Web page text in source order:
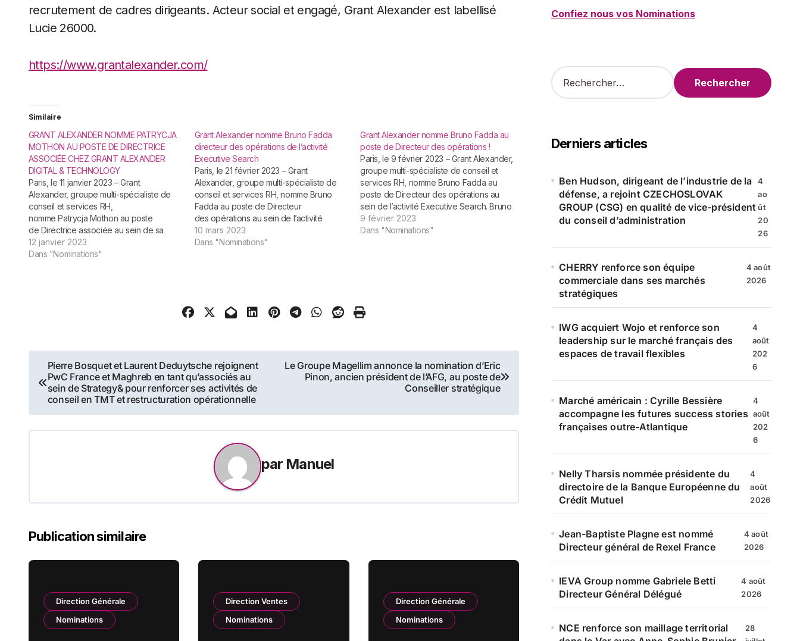
recrutement de cadres dirigeants. Acteur social et engagé, Grant Alexander est labellisé
Lucie 26000.
https://www.grantalexander.com/
Similaire
GRANT ALEXANDER NOMME PATRYCJA
MOTHON AU POSTE DE DIRECTRICE
ASSOCIÉE CHEZ GRANT ALEXANDER
DIGITAL & TECHNOLOGY
Paris, le 11 janvier 2023 – Grant
Alexander, groupe multi-spécialiste de
conseil et services RH,
nomme Patrycja Mothon au poste
de Directrice associée au sein de sa
filiale Grant Alexander Digital
& Technology. Cette nouvelle entité,
12 janvier 2023
Dans "Nominations"
Grant Alexander nomme Bruno Fadda
directeur des opérations de l’activité
Executive Search
Paris, le 21 février 2023 – Grant
Alexander, groupe multi-spécialiste de
conseil et services RH, nomme Bruno
Fadda au poste de Directeur
des opérations au sein de l’activité
Executive Search. Bruno débute sa
carrière en tant que Contrôleur
1999, en qualité de Consultant, la
de…
10 mars 2023
Dans "Nominations"
Grant Alexander nomme Bruno Fadda au
poste de Directeur des opérations !
Paris, le 9 février 2023 – Grant Alexander,
groupe multi-spécialiste de conseil et
services RH, nomme Bruno Fadda au
poste de Directeur des opérations au
sein de l’activité Executive Search. Bruno
débute sa carrière en tant que
Contrôleur de gestion et Responsable
9 février 2023
Dans "Nominations"
Navigation
de
l’article
Pierre Bosquet et Laurent Deduytsche rejoignent
PwC France et Maghreb en tant qu’associés au
sein de Strategy& pour renforcer ses activités de
conseil en TMT et restructuration opérationnelle
Le Groupe Magellim annonce la nomination d’Eric
Pinon, ancien président de l’AFG, au poste de
Conseiller stratégique
par Manuel
Publication similaire
Direction Générale
Nominations
Direction Ventes
Nominations
Direction Générale
Nominations
Confiez nous vos Nominations
R
e
r
c
e
Derniers articles
Ben Hudson, dirigeant de l’industrie de la
défense, a rejoint CZECHOSLOVAK
GROUP (CSG) en qualité de vice-président
du conseil d’administration
4
ao
ût
20
26
CHERRY renforce son équipe
commerciale dans ses marchés
stratégiques
4 août
2026
IWG acquiert Wojo et renforce son
leadership sur le marché français des
espaces de travail flexibles
4
août
202
6
Marché américain : Cyrille Bessière
accompagne les futures success stories
françaises outre-Atlantique
4
août
202
6
Nelly Tharsis nommée présidente du
directoire de la Banque Européenne du
Crédit Mutuel
4
août
2026
Jean-Baptiste Plagne est nommé
Directeur général de Rexel France
4 août
2026
IEVA Group nomme Gabriele Betti
Directeur Général Délégué
4 août
2026
NCE renforce son maillage territorial
28